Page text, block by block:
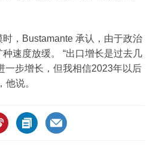
，Bustamante 承认，由于政治
速度放缓。 “出口增长是过去几
一步增长，但我相信2023年以后
他说。